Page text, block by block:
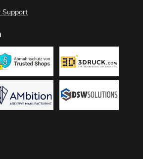
Support